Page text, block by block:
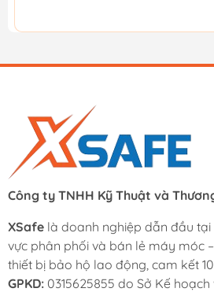
Công ty TNHH Kỹ Thuật và
XSafe là doanh nghiệp dẫn đầu
vực phân phối và bán lẻ máy móc
thiết bị bảo hộ lao động, cam kết
GPKD: 0315625855 do Sở Kế